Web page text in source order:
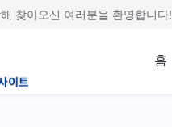
찾아오신 여러분을 환영합니다!
홈